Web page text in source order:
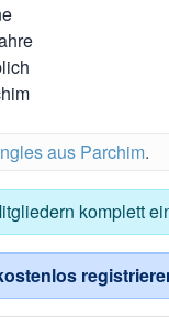
aus Parchim.
komplett